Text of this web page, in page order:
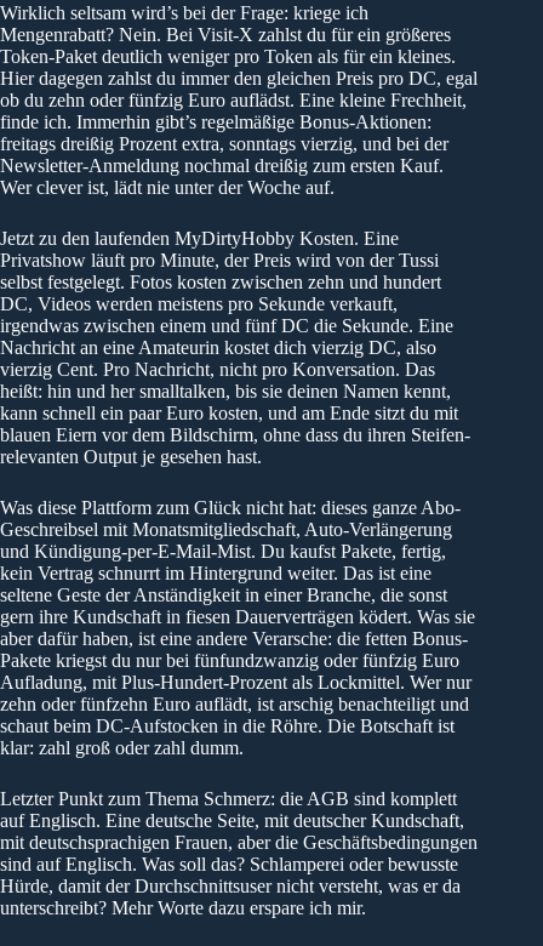
Wirklich seltsam wird’s bei der Frage: kriege ich
Mengenrabatt? Nein. Bei Visit-X zahlst du für ein größeres
Token-Paket deutlich weniger pro Token als für ein kleines.
Hier dagegen zahlst du immer den gleichen Preis pro DC, egal
ob du zehn oder fünfzig Euro auflädst. Eine kleine Frechheit,
finde ich. Immerhin gibt’s regelmäßige Bonus-Aktionen:
freitags dreißig Prozent extra, sonntags vierzig, und bei der
Newsletter-Anmeldung nochmal dreißig zum ersten Kauf.
Wer clever ist, lädt nie unter der Woche auf.
Jetzt zu den laufenden MyDirtyHobby Kosten. Eine
Privatshow läuft pro Minute, der Preis wird von der Tussi
selbst festgelegt. Fotos kosten zwischen zehn und hundert
DC, Videos werden meistens pro Sekunde verkauft,
irgendwas zwischen einem und fünf DC die Sekunde. Eine
Nachricht an eine Amateurin kostet dich vierzig DC, also
vierzig Cent. Pro Nachricht, nicht pro Konversation. Das
heißt: hin und her smalltalken, bis sie deinen Namen kennt,
kann schnell ein paar Euro kosten, und am Ende sitzt du mit
blauen Eiern vor dem Bildschirm, ohne dass du ihren Steifen-
relevanten Output je gesehen hast.
Was diese Plattform zum Glück nicht hat: dieses ganze Abo-
Geschreibsel mit Monatsmitgliedschaft, Auto-Verlängerung
und Kündigung-per-E-Mail-Mist. Du kaufst Pakete, fertig,
kein Vertrag schnurrt im Hintergrund weiter. Das ist eine
seltene Geste der Anständigkeit in einer Branche, die sonst
gern ihre Kundschaft in fiesen Dauerverträgen ködert. Was sie
aber dafür haben, ist eine andere Verarsche: die fetten Bonus-
Pakete kriegst du nur bei fünfundzwanzig oder fünfzig Euro
Aufladung, mit Plus-Hundert-Prozent als Lockmittel. Wer nur
zehn oder fünfzehn Euro auflädt, ist arschig benachteiligt und
schaut beim DC-Aufstocken in die Röhre. Die Botschaft ist
klar: zahl groß oder zahl dumm.
Letzter Punkt zum Thema Schmerz: die AGB sind komplett
auf Englisch. Eine deutsche Seite, mit deutscher Kundschaft,
mit deutschsprachigen Frauen, aber die Geschäftsbedingungen
sind auf Englisch. Was soll das? Schlamperei oder bewusste
Hürde, damit der Durchschnittsuser nicht versteht, was er da
unterschreibt? Mehr Worte dazu erspare ich mir.